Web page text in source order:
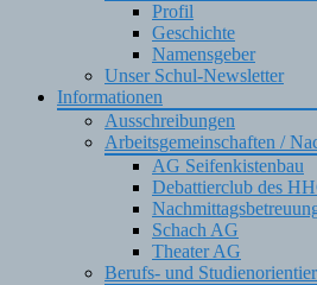
Profil
Geschichte
Namensgeber
Unser Schul-Newsletter
Informationen
Ausschreibungen
Arbeitsgemeinschaften /
AG Seifenkistenbau
Debattierclub des
Schach AG
Theater AG
Berufs- und